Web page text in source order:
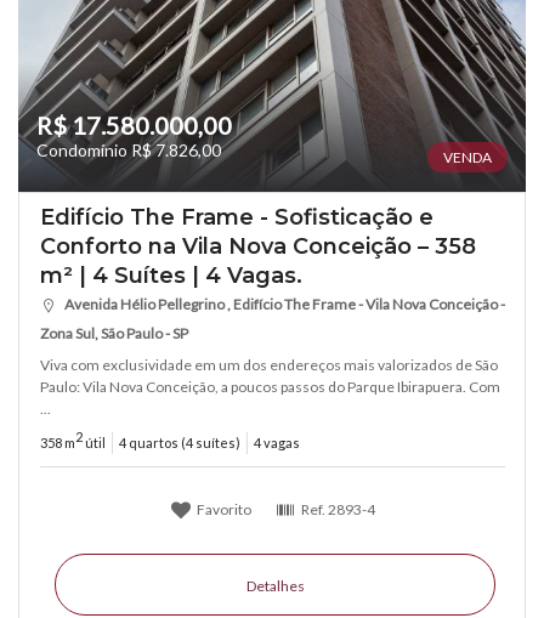
R$ 17.580.000,00
Condomínio R$ 7.826,00 VENDA
Edifício The Frame - Sofisticação e
Conforto na Vila Nova Conceição – 358
m² | 4 Suítes | 4 Vagas.
Avenida Hélio Pellegrino , Edifício The Frame - Vila Nova Conceição -
Zona Sul, São Paulo - SP
Viva com exclusividade em um dos endereços mais valorizados de São
Paulo: Vila Nova Conceição, a poucos passos do Parque Ibirapuera. Com
...
358 m2 útil 4 quartos (4 suítes) 4 vagas
Favorito Ref. 2893-4
Detalhes